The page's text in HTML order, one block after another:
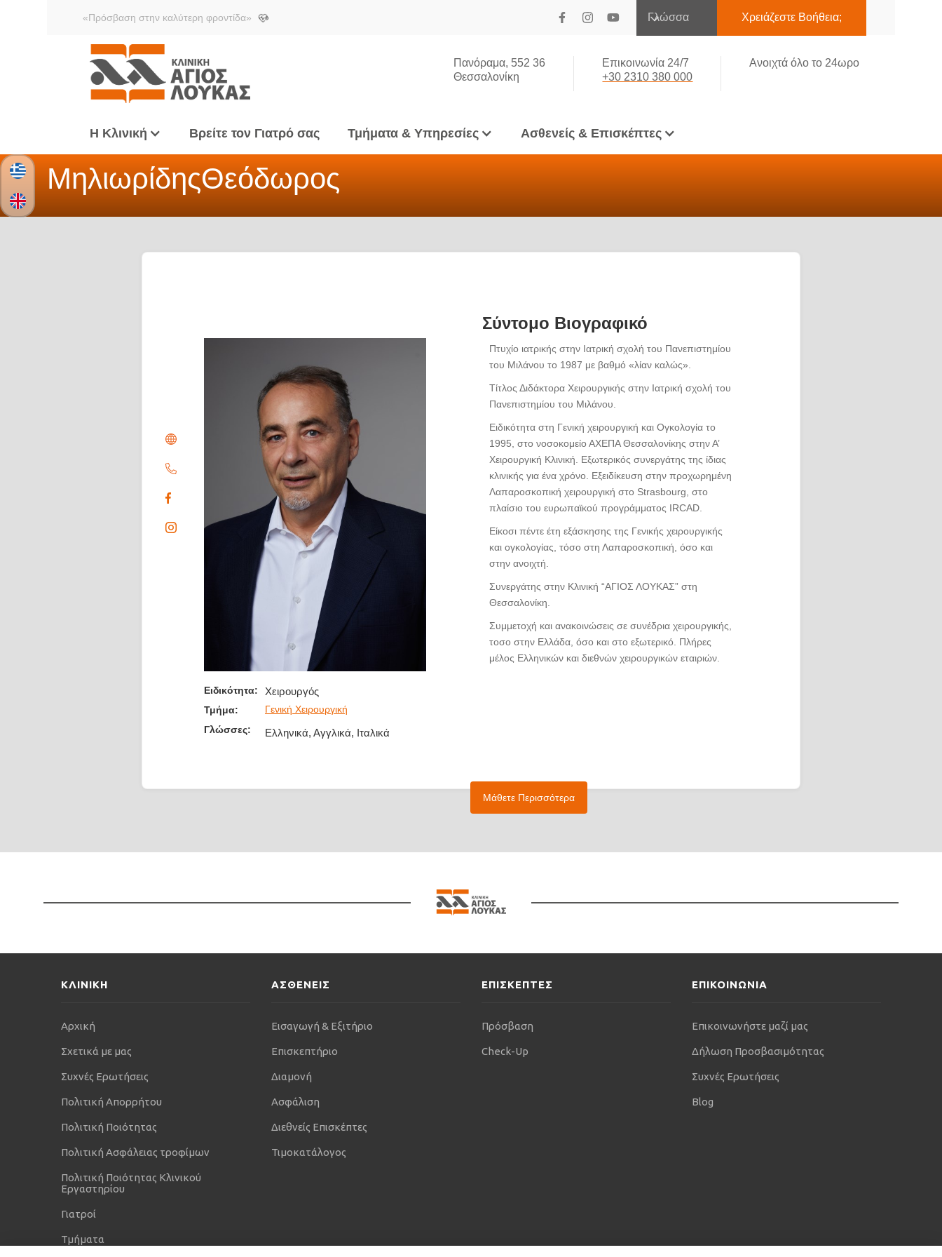
«Πρόσβαση στην καλύτερη φροντίδα» Γλώσσα Χρειάζεστε Βοήθεια;
Πανόραμα, 552 36
Θεσσαλονίκη
Επικοινωνία 24/7
+30 2310 380 000
Ανοιχτά όλο το 24ωρο
Η Κλινική Βρείτε τον Γιατρό σας Τμήματα & Υπηρεσίες Ασθενείς & Επισκέπτες
ΜηλιωρίδηςΘεόδωρος
Ειδικότητα:
Τμήμα:
Γλώσσες:
Χειρουργός
Γενική Χειρουργική
Ελληνικά, Αγγλικά, Ιταλικά
Σύντομο Βιογραφικό
Πτυχίο ιατρικής στην Ιατρική σχολή του Πανεπιστημίου
του Μιλάνου το 1987 με βαθμό «λίαν καλώς».
Τίτλος Διδάκτορα Χειρουργικής στην Ιατρική σχολή του
Πανεπιστημίου του Μιλάνου.
Ειδικότητα στη Γενική χειρουργική και Ογκολογία το
1995, στο νοσοκομείο ΑΧΕΠΑ Θεσσαλονίκης στην Α’
Χειρουργική Κλινική. Εξωτερικός συνεργάτης της ίδιας
κλινικής για ένα χρόνο. Εξειδίκευση στην προχωρημένη
Λαπαροσκοπική χειρουργική στο Strasbourg, στο
πλαίσιο του ευρωπαϊκού προγράμματος IRCAD.
Είκοσι πέντε έτη εξάσκησης της Γενικής χειρουργικής
και ογκολογίας, τόσο στη Λαπαροσκοπική, όσο και
στην ανοιχτή.
Συνεργάτης στην Κλινική “ΑΓΙΟΣ ΛΟΥΚΑΣ” στη
Θεσσαλονίκη.
Συμμετοχή και ανακοινώσεις σε συνέδρια χειρουργικής,
τοσο στην Ελλάδα, όσο και στο εξωτερικό. Πλήρες
μέλος Ελληνικών και διεθνών χειρουργικών εταιριών.
Μάθετε Περισσότερα
ΚΛΙΝΙΚΗ
Αρχική
Σχετικά με μας
Συχνές Ερωτήσεις
Πολιτική Απορρήτου
Πολιτική Ποιότητας
Πολιτική Ασφάλειας τροφίμων
Πολιτική Ποιότητας Κλινικού
Εργαστηρίου
Γιατροί
Τμήματα
ΑΣΘΕΝΕΙΣ
Εισαγωγή & Εξιτήριο
Επισκεπτήριο
Διαμονή
Ασφάλιση
Διεθνείς Επισκέπτες
Τιμοκατάλογος
ΕΠΙΣΚΕΠΤΕΣ
Πρόσβαση
Check-Up
ΕΠΙΚΟΙΝΩΝΙΑ
Επικοινωνήστε μαζί μας
Δήλωση Προσβασιμότητας
Συχνές Ερωτήσεις
Blog